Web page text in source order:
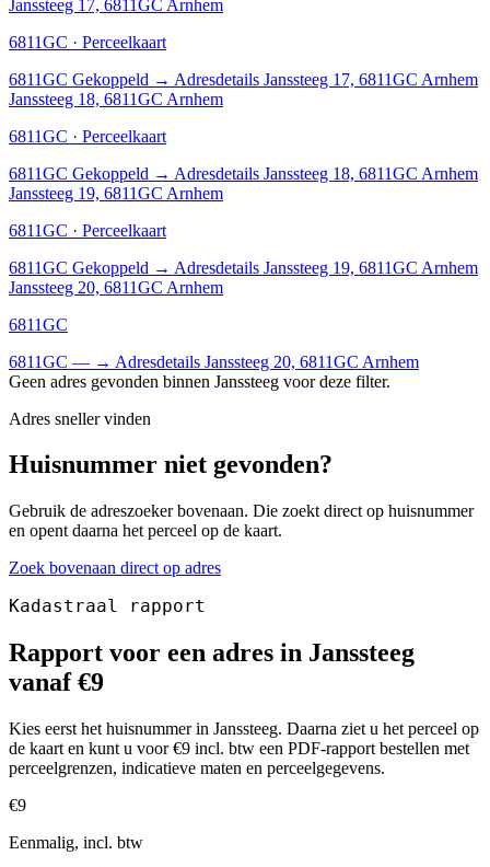
Janssteeg 17, 6811GC Arnhem
6811GC · Perceelkaart
6811GC Gekoppeld → Adresdetails Janssteeg 17, 6811GC Arnhem
Janssteeg 18, 6811GC Arnhem
6811GC · Perceelkaart
6811GC Gekoppeld → Adresdetails Janssteeg 18, 6811GC Arnhem
Janssteeg 19, 6811GC Arnhem
6811GC · Perceelkaart
6811GC Gekoppeld → Adresdetails Janssteeg 19, 6811GC Arnhem
Janssteeg 20, 6811GC Arnhem
6811GC
6811GC — → Adresdetails Janssteeg 20, 6811GC Arnhem
Geen adres gevonden binnen Janssteeg voor deze filter.
Adres sneller vinden
Huisnummer niet gevonden?
Gebruik de adreszoeker bovenaan. Die zoekt direct op huisnummer
en opent daarna het perceel op de kaart.
Zoek bovenaan direct op adres
Kadastraal rapport
Rapport voor een adres in Janssteeg
vanaf €9
Kies eerst het huisnummer in Janssteeg. Daarna ziet u het perceel op
de kaart en kunt u voor €9 incl. btw een PDF-rapport bestellen met
perceelgrenzen, indicatieve maten en perceelgegevens.
€9
Eenmalig, incl. btw